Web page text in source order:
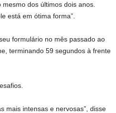
dos últimos dois anos.
está em ótima forma”.
formulário no mês passado ao
terminando 59 segundos à frente
mais intensas e nervosas”, disse